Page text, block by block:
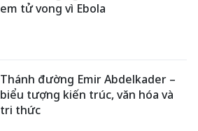
em tử vong vì Ebola
Thánh đường Emir Abdelkader –
biểu tượng kiến trúc, văn hóa và
tri thức